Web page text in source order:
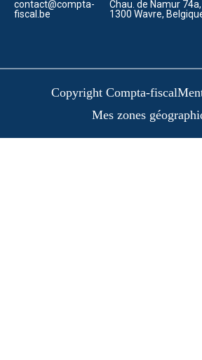
contact@compta-
fiscal.be
Chau. de Namur 74a,
1300 Wavre,
Copyright Compta-fiscal
Mes zones